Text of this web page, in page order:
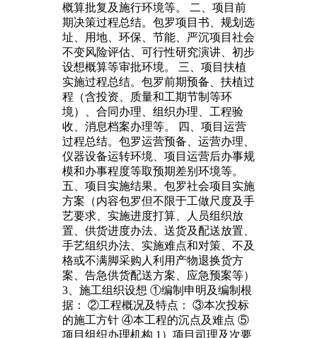
概算批复及施行环境等。 二、项目前
期决策过程总结。包罗项目书、规划选
址、用地、环保、节能、严沉项目社会
不变风险评估、可行性研究演讲、初步
设想概算等审批环境。 三、项目扶植
实施过程总结。包罗前期预备、扶植过
程（含投资、质量和工期节制等环
境）、合同办理、组织办理、工程验
收、消息档案办理等。 四、项目运营
过程总结。包罗运营预备、运营办理、
仪器设备运转环境、项目运营后办事规
模和办事程度等取预期差别环境等。
五、项目实施结果。包罗社会项目实施
方案（内容包罗但不限于工做尺度及手
艺要求、实施进度打算、人员组织放
置、供货进度办法、送货及配送放置、
手艺组织办法、实施难点和对策、不及
格或不满脚采购人利用产物退换货方
案、告急供货配送方案、应急预案等）
3、施工组织设想 ①编制申明及编制根
据： ②工程概况及特点： ③本次投标
的施工方针 ④本工程的沉点及难点 ⑤
项目组织办理机构 1）项目司理及次要